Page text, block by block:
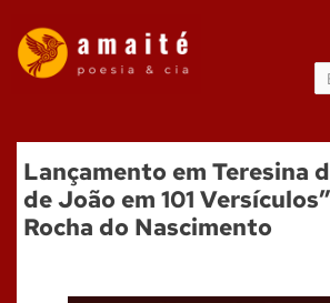
Lançamento em Teresina
de João em 101
Rocha do Nascimento